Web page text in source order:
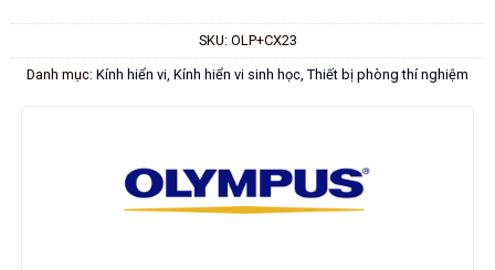
SKU: OLP+CX23
Danh mục: Kính hiển vi, Kính hiển vi sinh học, Thiết bị phòng thí nghiệm